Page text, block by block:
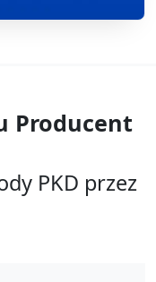
Producent
PKD przez